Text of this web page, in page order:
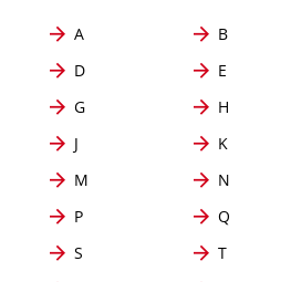
A B
D
E
G
H
J
K
M
N
P
Q
S
T